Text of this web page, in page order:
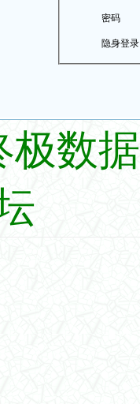
密码
隐身登录
极数据